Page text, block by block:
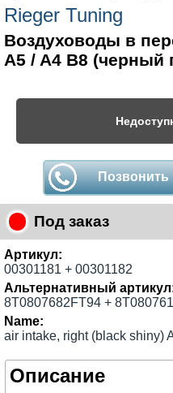
Rieger Tuning
Воздуховоды в
A5 / A4 B8 (черный
Позвонить
Под заказ
Артикул:
00301181 + 00301182
Альтернативный
8T0807682FT94 +
Name:
air intake, right (black shiny)
Описание